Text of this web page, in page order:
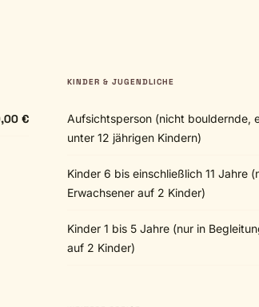
€
KINDER & JUGENDLICHE
Aufsichtsperson (nicht bouldernde,
unter 12 jährigen Kindern)
Kinder 6 bis einschließlich 11 Jahre
Erwachsener auf 2 Kinder)
Kinder 1 bis 5 Jahre (nur in
auf 2 Kinder)